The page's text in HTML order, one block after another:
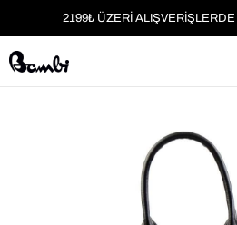
2199₺ ÜZERİ
MOBİL UYGULAMAYA ÖZEL İLK